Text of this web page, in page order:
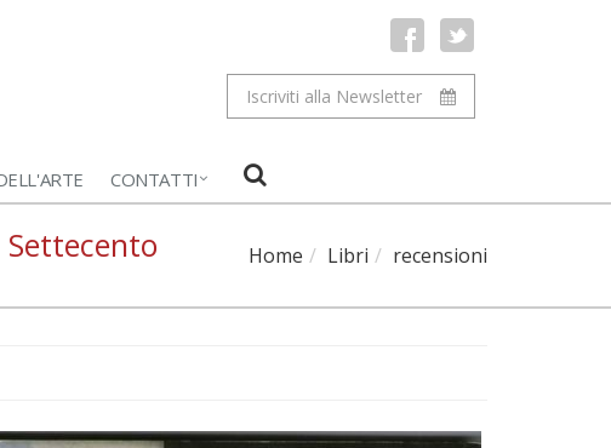
Iscriviti alla Newsletter
CONTATTI
Home Libri recensioni